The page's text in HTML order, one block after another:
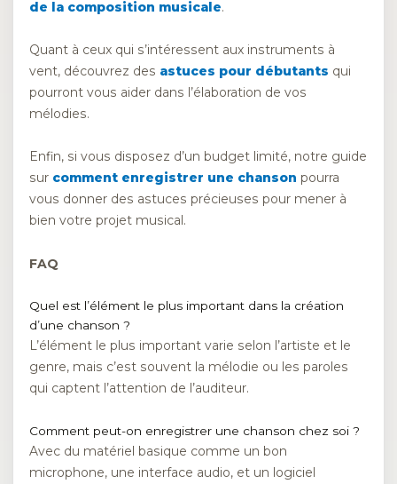
de la composition musicale.
Quant à ceux qui s’intéressent aux instruments à
vent, découvrez des astuces pour débutants qui
pourront vous aider dans l’élaboration de vos
mélodies.
Enfin, si vous disposez d’un budget limité, notre guide
sur comment enregistrer une chanson pourra
vous donner des astuces précieuses pour mener à
bien votre projet musical.
FAQ
Quel est l’élément le plus important dans la création
d’une chanson ?
L’élément le plus important varie selon l’artiste et le
genre, mais c’est souvent la mélodie ou les paroles
qui captent l’attention de l’auditeur.
Comment peut-on enregistrer une chanson chez soi ?
Avec du matériel basique comme un bon
microphone, une interface audio, et un logiciel